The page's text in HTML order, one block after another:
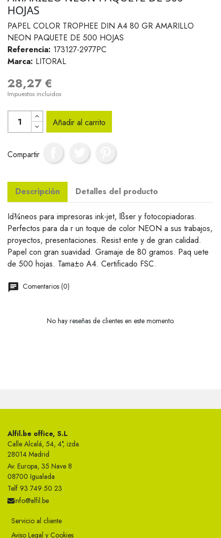
HOJAS
PAPEL COLOR TROPHEE DIN A4 80 GR AMARILLO
NEON PAQUETE DE 500 HOJAS
Referencia: 173127-2977PC
Marca: LITORAL
28,27 €
Impuestos incluidos
Añadir al carrito
Compartir
Descripción Detalles del producto
Id¾neos para impresoras ink-jet, lßser y fotocopiadoras.
Perfectos para da r un toque de color NEON a sus trabajos,
proyectos, presentaciones. Resist ente y de gran calidad.
Papel con gran suavidad. Gramaje de 80 gramos. Paq uete
de 500 hojas. Tama±o A4. Certificado FSC.
Comentarios (0)
No hay reseñas de clientes en este momento.
Alfil.be office, S.L
Calle Alcalá, 54, 4°, izda.
28014 Madrid
Av. Europa, 35 Nave 8
08700 Igualada
Telf 93 749 50 23
info@alfil.be
Servicio al cliente
Aviso Legal y Cookies